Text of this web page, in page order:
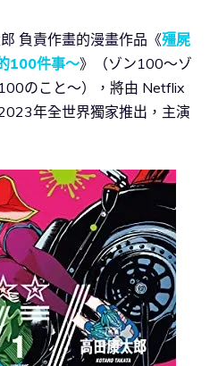
負責作畫的漫畫作品《殭屍
100件事～》（ゾン100～ゾ
のこと～），將由 Netflix
年全世界獨家推出，主演